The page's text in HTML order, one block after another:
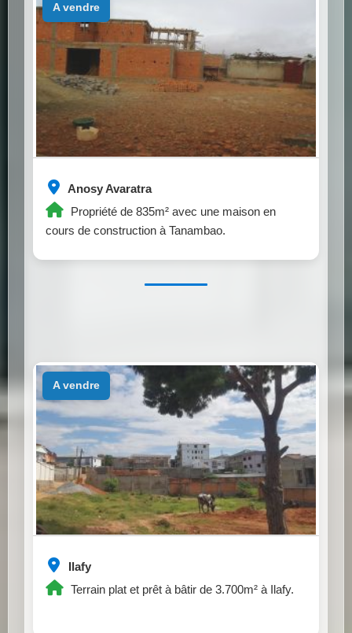
Anosy Avaratra
Propriété de 835m² avec une maison en
cours de construction à Tanambao.
a vendre
Ilafy
Terrain plat et prêt à bâtir de 3.700m² à Ilafy.
a vendre